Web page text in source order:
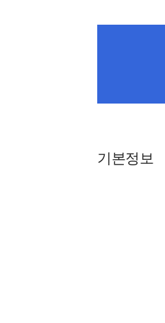
기본정보